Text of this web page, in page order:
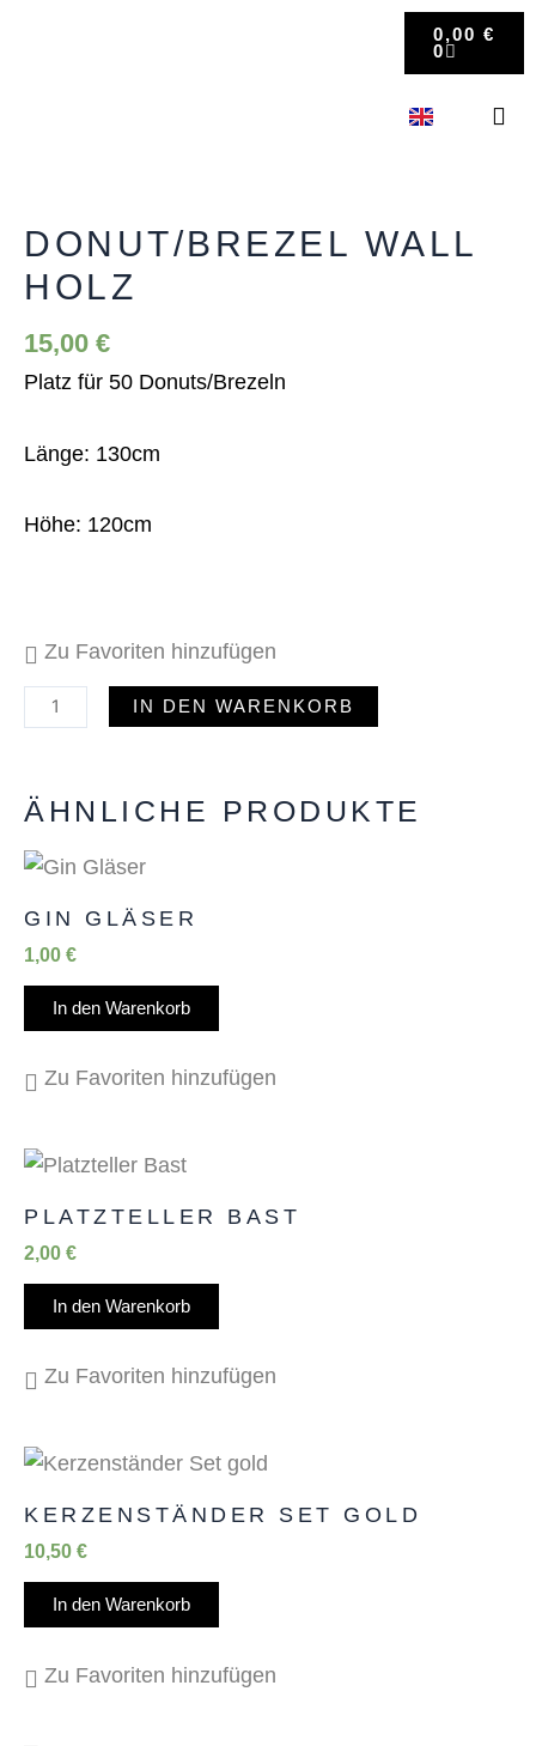
0,00 €
0
DONUT/BREZEL WALL
HOLZ
15,00 €
Platz für 50 Donuts/Brezeln
Länge: 130cm
Höhe: 120cm
Zu Favoriten hinzufügen
Holz
Menge
IN DEN WARENKORB
ÄHNLICHE PRODUKTE
GIN GLÄSER
1,00 €
In den Warenkorb
Zu Favoriten hinzufügen
PLATZTELLER BAST
2,00 €
In den Warenkorb
Zu Favoriten hinzufügen
KERZENSTÄNDER SET GOLD
10,50 €
In den Warenkorb
Zu Favoriten hinzufügen